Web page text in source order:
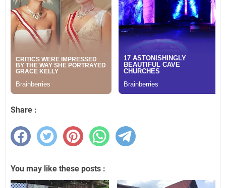
Share :
You may like these posts :